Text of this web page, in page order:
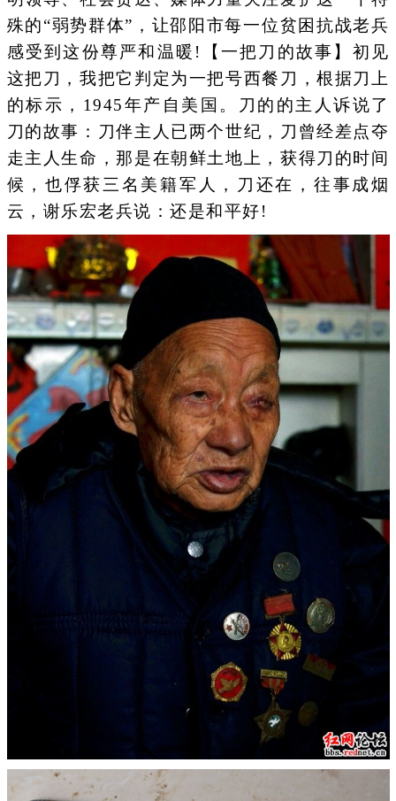
殊的“弱势群体”，让邵阳市每一位贫困抗战老兵
感受到这份尊严和温暖!【一把刀的故事】初见
这把刀，我把它判定为一把号西餐刀，根据刀上
的标示，1945年产自美国。刀的的主人诉说了
刀的故事：刀伴主人已两个世纪，刀曾经差点夺
走主人生命，那是在朝鲜土地上，获得刀的时间
候，也俘获三名美籍军人，刀还在，往事成烟
云，谢乐宏老兵说：还是和平好!